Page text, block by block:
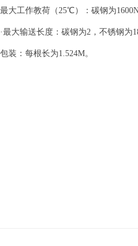
最大工作教荷（25℃）：碳钢为
·最大输送长度：碳钢为2，不锈钢为
包装：每根长为1.524M。